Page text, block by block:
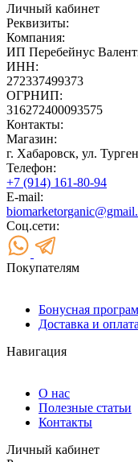
Личный кабинет
Реквизиты:
Компания:
ИП Перебейнус
ИНН:
272337499373
ОГРНИП:
316272400093575
Контакты:
Магазин:
г. Хабаровск, ул.
Телефон:
+7 (914) 161-80-94
E-mail:
Соц.сети:
Покупателям
Бонусная
Доставка и оплата
Навигация
О нас
Полезные статьи
Контакты
Личный кабинет